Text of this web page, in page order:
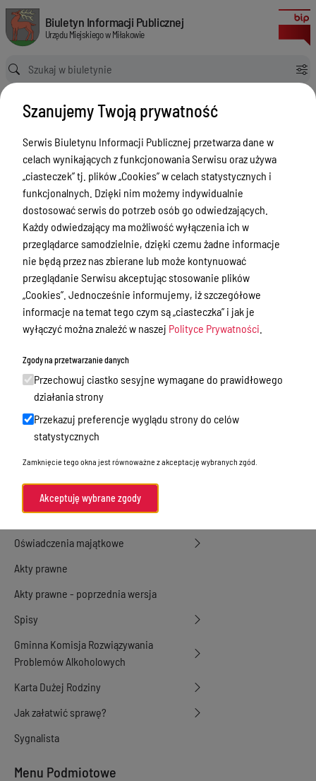
Poziomy odzysku
Biuletyn Informacji Publicznej Urzędu Miejskiego w Miłakowie
Biuletyn Informacji Publicznej
Urzędu Miejskiego w Miłakowie
Poziomy odzysku
Menu Przedmiotowe
Urząd Miejski w Miłakowie
Gmina Miłakowo
Majątek i finanse
Zamówienia publiczne
Urząd Stanu Cywilnego
Ewidencja ludności, dowody osobiste,
działalność gospodarcza
Przetargi
Ogłoszenia
Petycje
Nabór
Dyżury Aptek w Powiecie Ostródzkim
Komunikacja publiczna
Nieodpłatna pomoc prawna
Rada Miejska
Oświadczenia majątkowe
Akty prawne
Akty prawne - poprzednia wersja
Spisy
Gminna Komisja Rozwiązywania
Problemów Alkoholowych
Karta Dużej Rodziny
Jak załatwić sprawę?
Sygnalista
Menu Podmiotowe
Szanujemy Twoją prywatność
Serwis Biuletynu Informacji Publicznej przetwarza dane w
celach wynikających z funkcjonowania Serwisu oraz używa
„ciasteczek” tj. plików „Cookies” w celach statystycznych i
funkcjonalnych. Dzięki nim możemy indywidualnie
dostosować serwis do potrzeb osób go odwiedzających.
Każdy odwiedzający ma możliwość wyłączenia ich w
przeglądarce samodzielnie, dzięki czemu żadne informacje
nie będą przez nas zbierane lub może kontynuować
przeglądanie Serwisu akceptując stosowanie plików
„Cookies”. Jednocześnie informujemy, iż szczegółowe
informacje na temat tego czym są „ciasteczka” i jak je
wyłączyć można znaleźć w naszej Polityce Prywatności
Zgody na przetwarzanie danych
Przechowuj ciastko sesyjne wymagane do prawidłowego
działania strony
Przekazuj preferencje wyglądu strony do celów
statystycznych
Zamknięcie tego okna jest równoważne z akceptację wybranych zgód.
Akceptuję wybrane zgody